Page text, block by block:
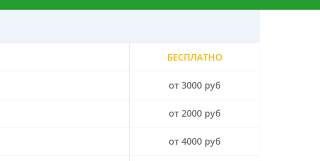
БЕСПЛАТНО
от 3000 руб
от 2000 руб
от 4000 руб